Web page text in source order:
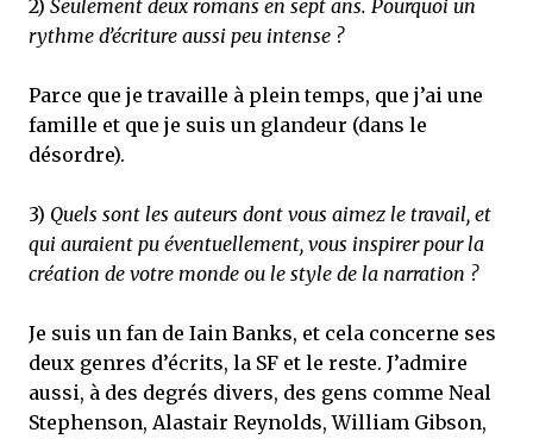
2) Seulement deux romans en sept ans. Pourquoi un
rythme d’écriture aussi peu intense ?
Parce que je travaille à plein temps, que j’ai une
famille et que je suis un glandeur (dans le
désordre).
3) Quels sont les auteurs dont vous aimez le travail, et
qui auraient pu éventuellement, vous inspirer pour la
création de votre monde ou le style de la narration ?
Je suis un fan de Iain Banks, et cela concerne ses
deux genres d’écrits, la SF et le reste. J’admire
aussi, à des degrés divers, des gens comme Neal
Stephenson, Alastair Reynolds, William Gibson,